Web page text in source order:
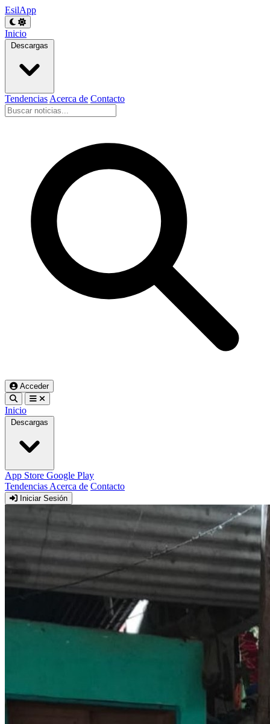
EsilApp
Inicio
Descargas
Tendencias Acerca de Contacto
Acceder
Inicio
Descargas
App Store Google Play
Tendencias Acerca de Contacto
Iniciar Sesión